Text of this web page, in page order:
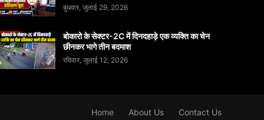
बुधवार, जुलाई 29, 2026
बोकारो के सेक्टर-2C में दिनदहाड़े एक व्यक्ति का चेन
छीनकर भागे तीन बदमाश
रविवार, जुलाई 12, 2026
Home About Us Contact Us